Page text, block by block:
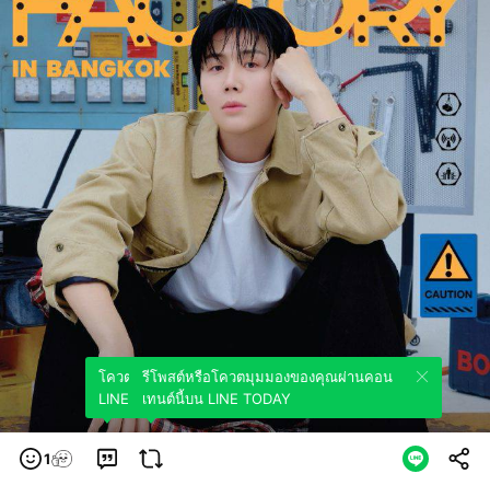
1
โควตมุมมองของคุณผ่านคอนเทนต์นี้บน
LINE TODAY
รีโพสต์หรือโควตมุมมองของคุณผ่านคอน
เทนต์นี้บน LINE TODAY